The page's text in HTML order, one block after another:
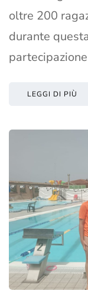
oltre 200
durante
LEGGI DI PIÙ